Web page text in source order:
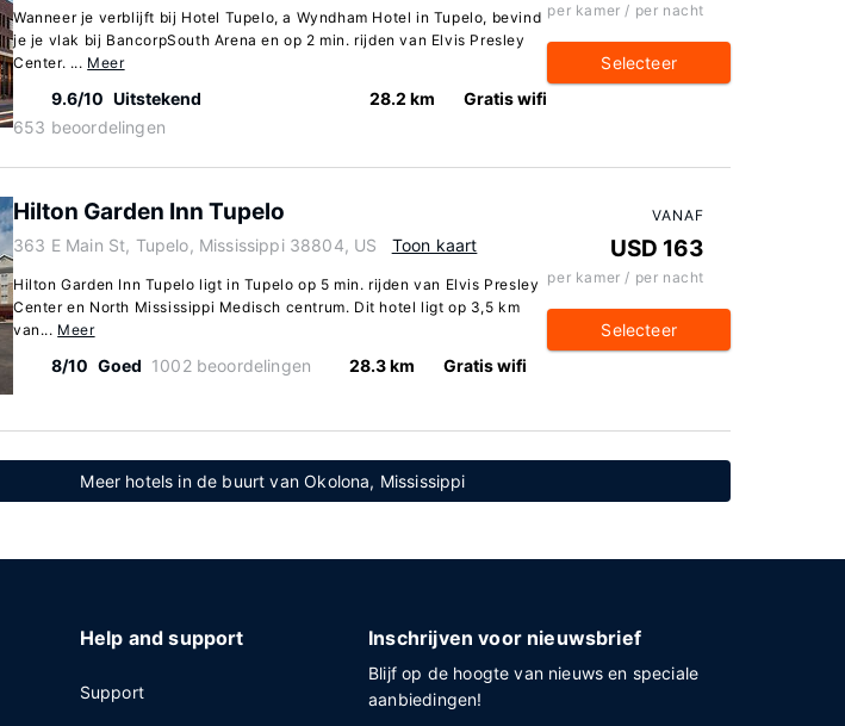
Wanneer je verblijft bij Hotel Tupelo, a Wyndham Hotel in Tupelo, bevind
je je vlak bij BancorpSouth Arena en op 2 min. rijden van Elvis Presley
Center. ... Meer
9.6/10 Uitstekend
653 beoordelingen
28.2 km Gratis wifi
per kamer / per nacht
Selecteer
Hilton Garden Inn Tupelo
363 E Main St, Tupelo, Mississippi 38804, US Toon kaart
Hilton Garden Inn Tupelo ligt in Tupelo op 5 min. rijden van Elvis Presley
Center en North Mississippi Medisch centrum. Dit hotel ligt op 3,5 km
van... Meer
8/10 Goed 1002 beoordelingen 28.3 km Gratis wifi
VANAF
USD 163
per kamer / per nacht
Selecteer
Meer hotels in de buurt van Okolona, Mississippi
Help and support
Support
Inschrijven voor nieuwsbrief
Blijf op de hoogte van nieuws en speciale
aanbiedingen!